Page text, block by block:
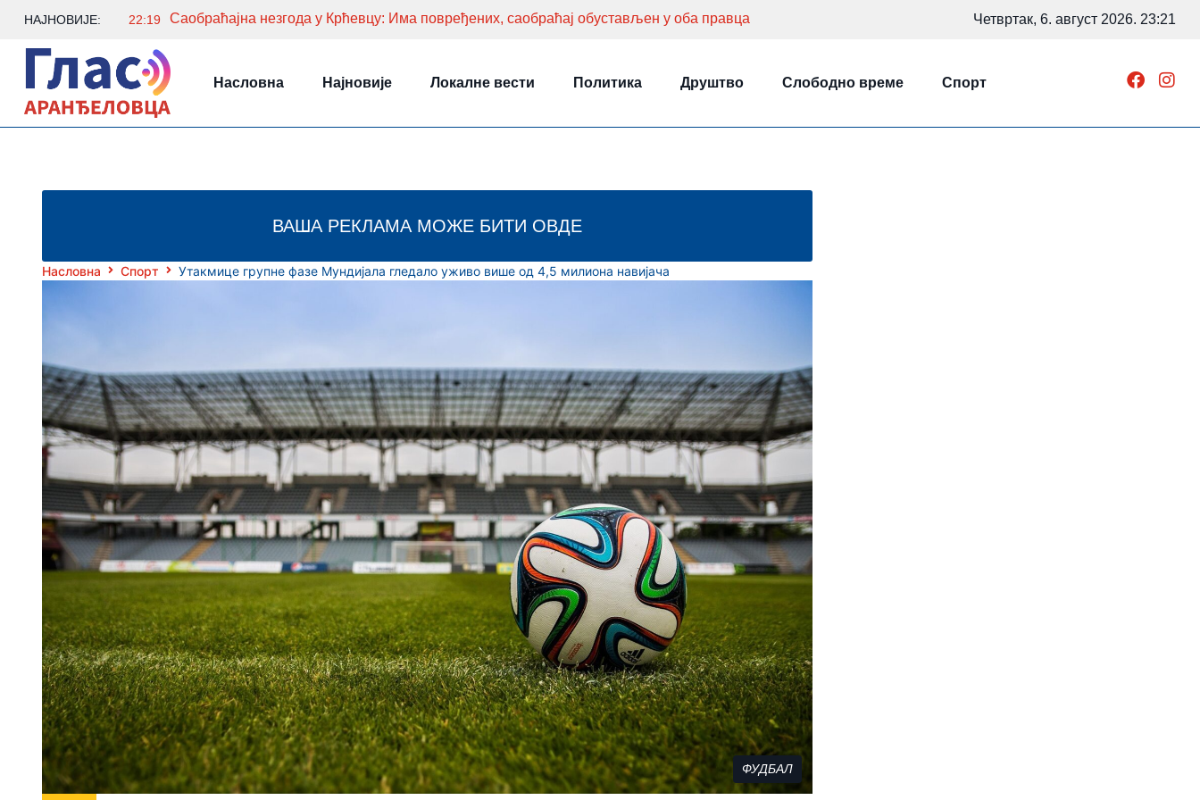
НАЈНОВИЈЕ: 22:19 Саобраћајна незгода у Крћевцу: Има повређених, саобраћај обустављен у оба правца Четвртак, 6. август 2026. 23:21
Насловна Најновије Локалне вести Политика Друштво Слободно време Спорт
ВАША РЕКЛАМА МОЖЕ БИТИ ОВДЕ
Насловна Спорт Утакмице групне фазе Мундијала гледало уживо више од 4,5 милиона навијача
ФУДБАЛ